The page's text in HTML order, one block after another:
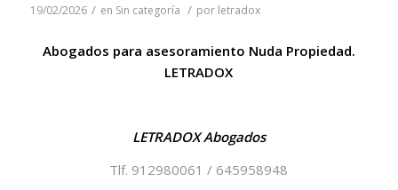
19/02/2026 / en Sin categoría / por letradox
Abogados para asesoramiento Nuda Propiedad.
LETRADOX
LETRADOX Abogados
Tlf. 912980061 / 645958948